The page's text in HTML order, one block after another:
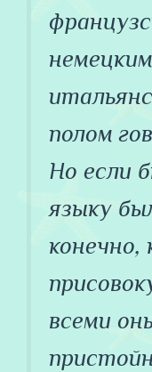
полом
Но если
языку
всеми